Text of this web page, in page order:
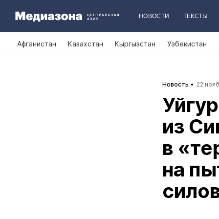
НОВОСТИ ТЕКСТЫ
Афганистан Казахстан Кыргызстан Узбекистан
Новость 22
из
в
на